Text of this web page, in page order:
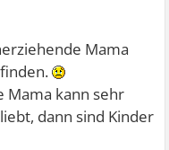
Mama
Mama kann sehr
dann sind Kinder